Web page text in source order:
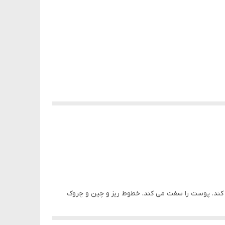
کند. پوست را سفت می کند، خطوط ریز و چین و چروک